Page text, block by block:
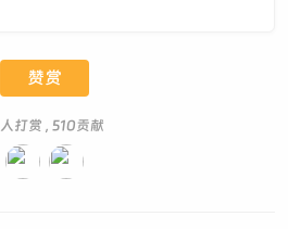
赞赏
人打赏 , 510贡献